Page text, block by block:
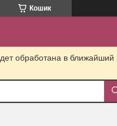
Кошик
обработана в ближайший